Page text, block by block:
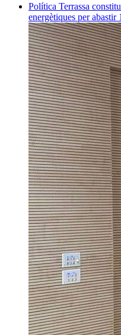
Política Terrassa
energètiques per abastir